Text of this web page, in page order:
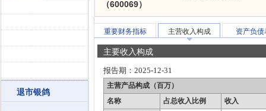
退市银鸽
（600069）
重要财务指标 主营收入构成 资产负债
主要收入构成
报告期： 2025-12-31
主营产品构成（百万）
名称
占总收入比例
收入